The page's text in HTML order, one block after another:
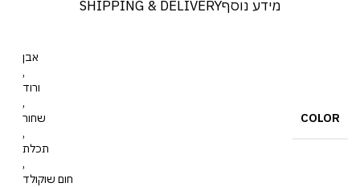
מידע נוסףSHIPPING & DELIVERY
COLOR
אבן
,
ורוד
,
שחור
,
תכלת
,
חום שוקולד